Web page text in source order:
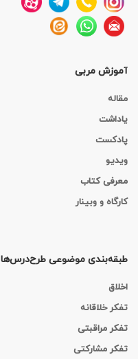
آموزش مربی
مقاله
یاداشت
پادکست
ویدیو
معرفی کتاب
کارگاه‌ و وبینار
طبقه‌بندی موضوعی طرح‌درس‌ها
اخلاق
تفکر خلاقانه
تفکر مراقبتی
تفکر مشارکتی